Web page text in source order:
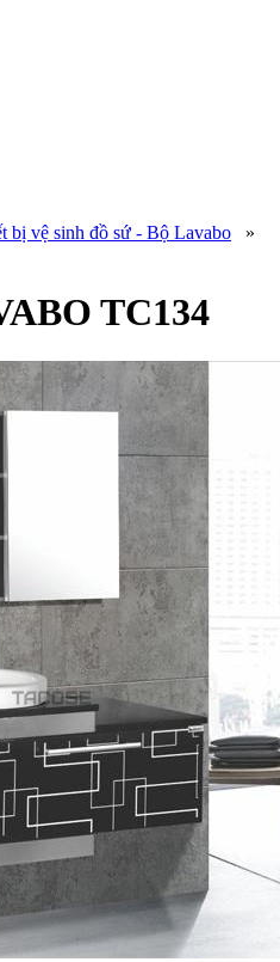
bị vệ sinh đồ sứ - Bộ Lavabo »
TC134